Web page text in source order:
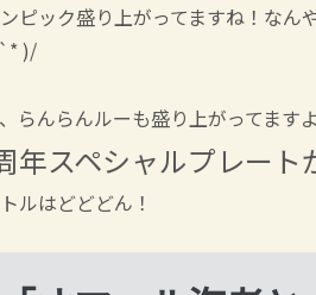
ピック盛り上がってますね！なん
)/
らんらんルーも盛り上がってます
年スペシャルプレート
ルはどどどん！